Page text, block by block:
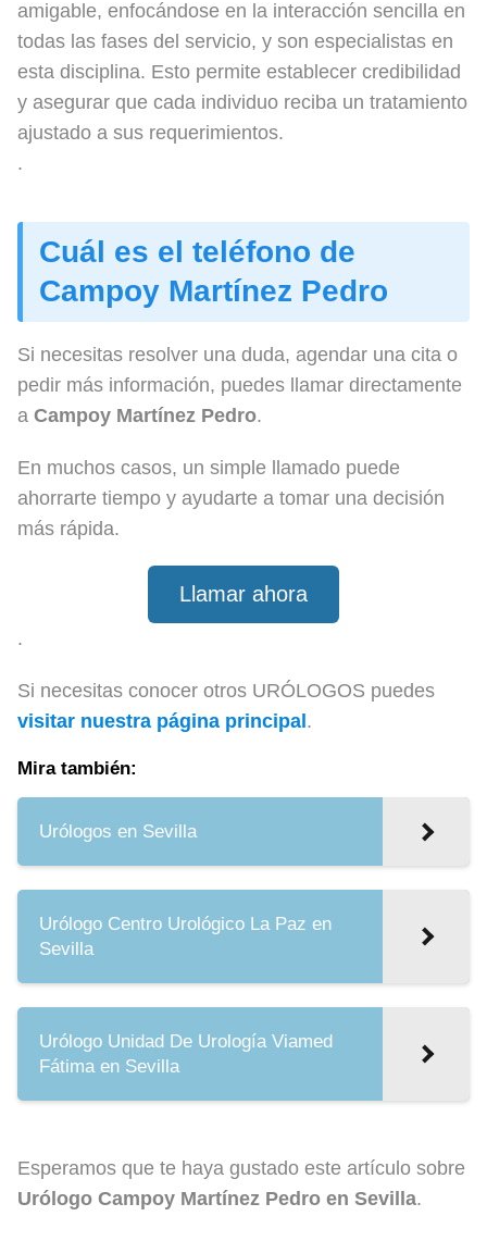
amigable, enfocándose en la interacción sencilla en
todas las fases del servicio, y son especialistas en
esta disciplina. Esto permite establecer credibilidad
y asegurar que cada individuo reciba un tratamiento
ajustado a sus requerimientos.
.
Cuál es el teléfono de
Campoy Martínez Pedro
Si necesitas resolver una duda, agendar una cita o
pedir más información, puedes llamar directamente
a Campoy Martínez Pedro.
En muchos casos, un simple llamado puede
ahorrarte tiempo y ayudarte a tomar una decisión
más rápida.
Llamar ahora
.
Si necesitas conocer otros URÓLOGOS puedes
visitar nuestra página principal .
Mira también:
Urólogos en Sevilla
Urólogo Centro Urológico La Paz en
Sevilla
Urólogo Unidad De Urología Viamed
Fátima en Sevilla
Esperamos que te haya gustado este artículo sobre
Urólogo Campoy Martínez Pedro en Sevilla.